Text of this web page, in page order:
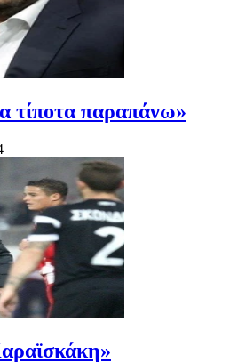
τίποτα παραπάνω»